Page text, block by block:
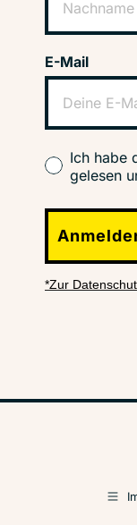
E-Mail
Ich habe
gelesen
*Zur